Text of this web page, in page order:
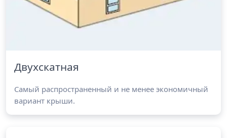
Двухскатная
Самый распространенный и не менее экономичный
вариант крыши.